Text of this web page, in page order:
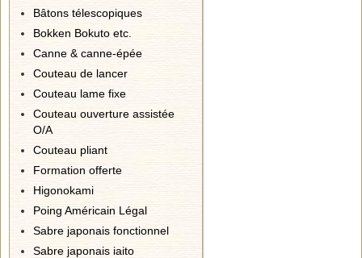
Bâtons télescopiques
Bokken Bokuto etc.
Canne & canne-épée
Couteau de lancer
Couteau lame fixe
Couteau ouverture assistée
O/A
Couteau pliant
Formation offerte
Higonokami
Poing Américain Légal
Sabre japonais fonctionnel
Sabre japonais iaito